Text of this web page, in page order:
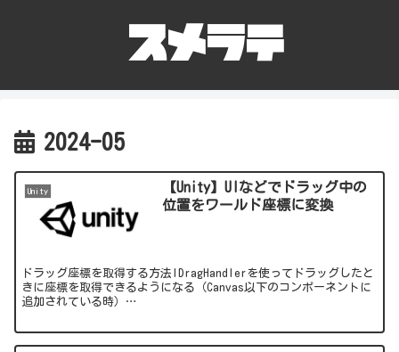
2024-05
Unity
【Unity】UIなどでドラッグ中の
位置をワールド座標に変換
ドラッグ座標を取得する方法IDragHandlerを使ってドラッグしたと
きに座標を取得できるようになる（Canvas以下のコンポーネントに
追加されている時）